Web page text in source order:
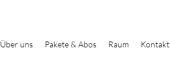
Über uns Pakete & Abos Raum Kontakt